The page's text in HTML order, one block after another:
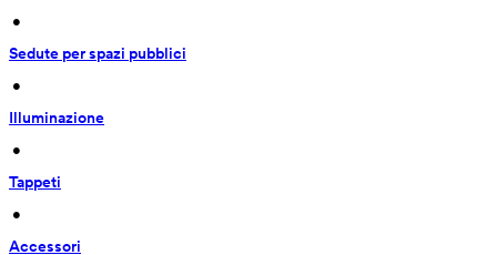
•
Sedute per spazi pubblici
•
Illuminazione
•
Tappeti
•
Accessori